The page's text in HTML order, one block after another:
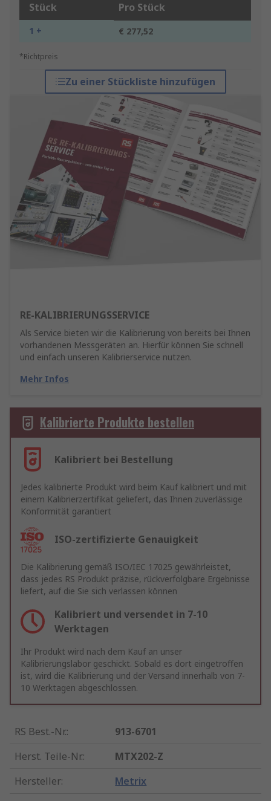
Stück Pro Stück
1 + € 277,52
*Richtpreis
Zu einer Stückliste hinzufügen
RE-KALIBRIERUNGSSERVICE
Als Service bieten wir die Kalibrierung von bereits bei Ihnen
vorhandenen Messgeräten an. Hierfür können Sie schnell
und einfach unseren Kalibrierservice nutzen.
Mehr Infos
Kalibrierte Produkte bestellen
Kalibriert bei Bestellung
Jedes kalibrierte Produkt wird beim Kauf kalibriert und mit
einem Kalibrierzertifikat geliefert, das Ihnen zuverlässige
Konformität garantiert
ISO-zertifizierte Genauigkeit
Die Kalibrierung gemäß ISO/IEC 17025 gewährleistet,
dass jedes RS Produkt präzise, rückverfolgbare Ergebnisse
liefert, auf die Sie sich verlassen können
Kalibriert und versendet in 7-10
Werktagen
Ihr Produkt wird nach dem Kauf an unser
Kalibrierungslabor geschickt. Sobald es dort eingetroffen
ist, wird die Kalibrierung und der Versand innerhalb von 7-
10 Werktagen abgeschlossen.
RS Best.-Nr.:
913-6701
Herst. Teile-Nr.:
MTX202-Z
Hersteller: Metrix